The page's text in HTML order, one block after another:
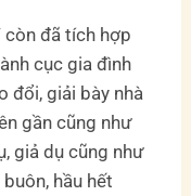
đã tích hợp
cục gia đình
đổi, giải bày nhà
gần cũng như
giả dụ cũng như
hầu hết